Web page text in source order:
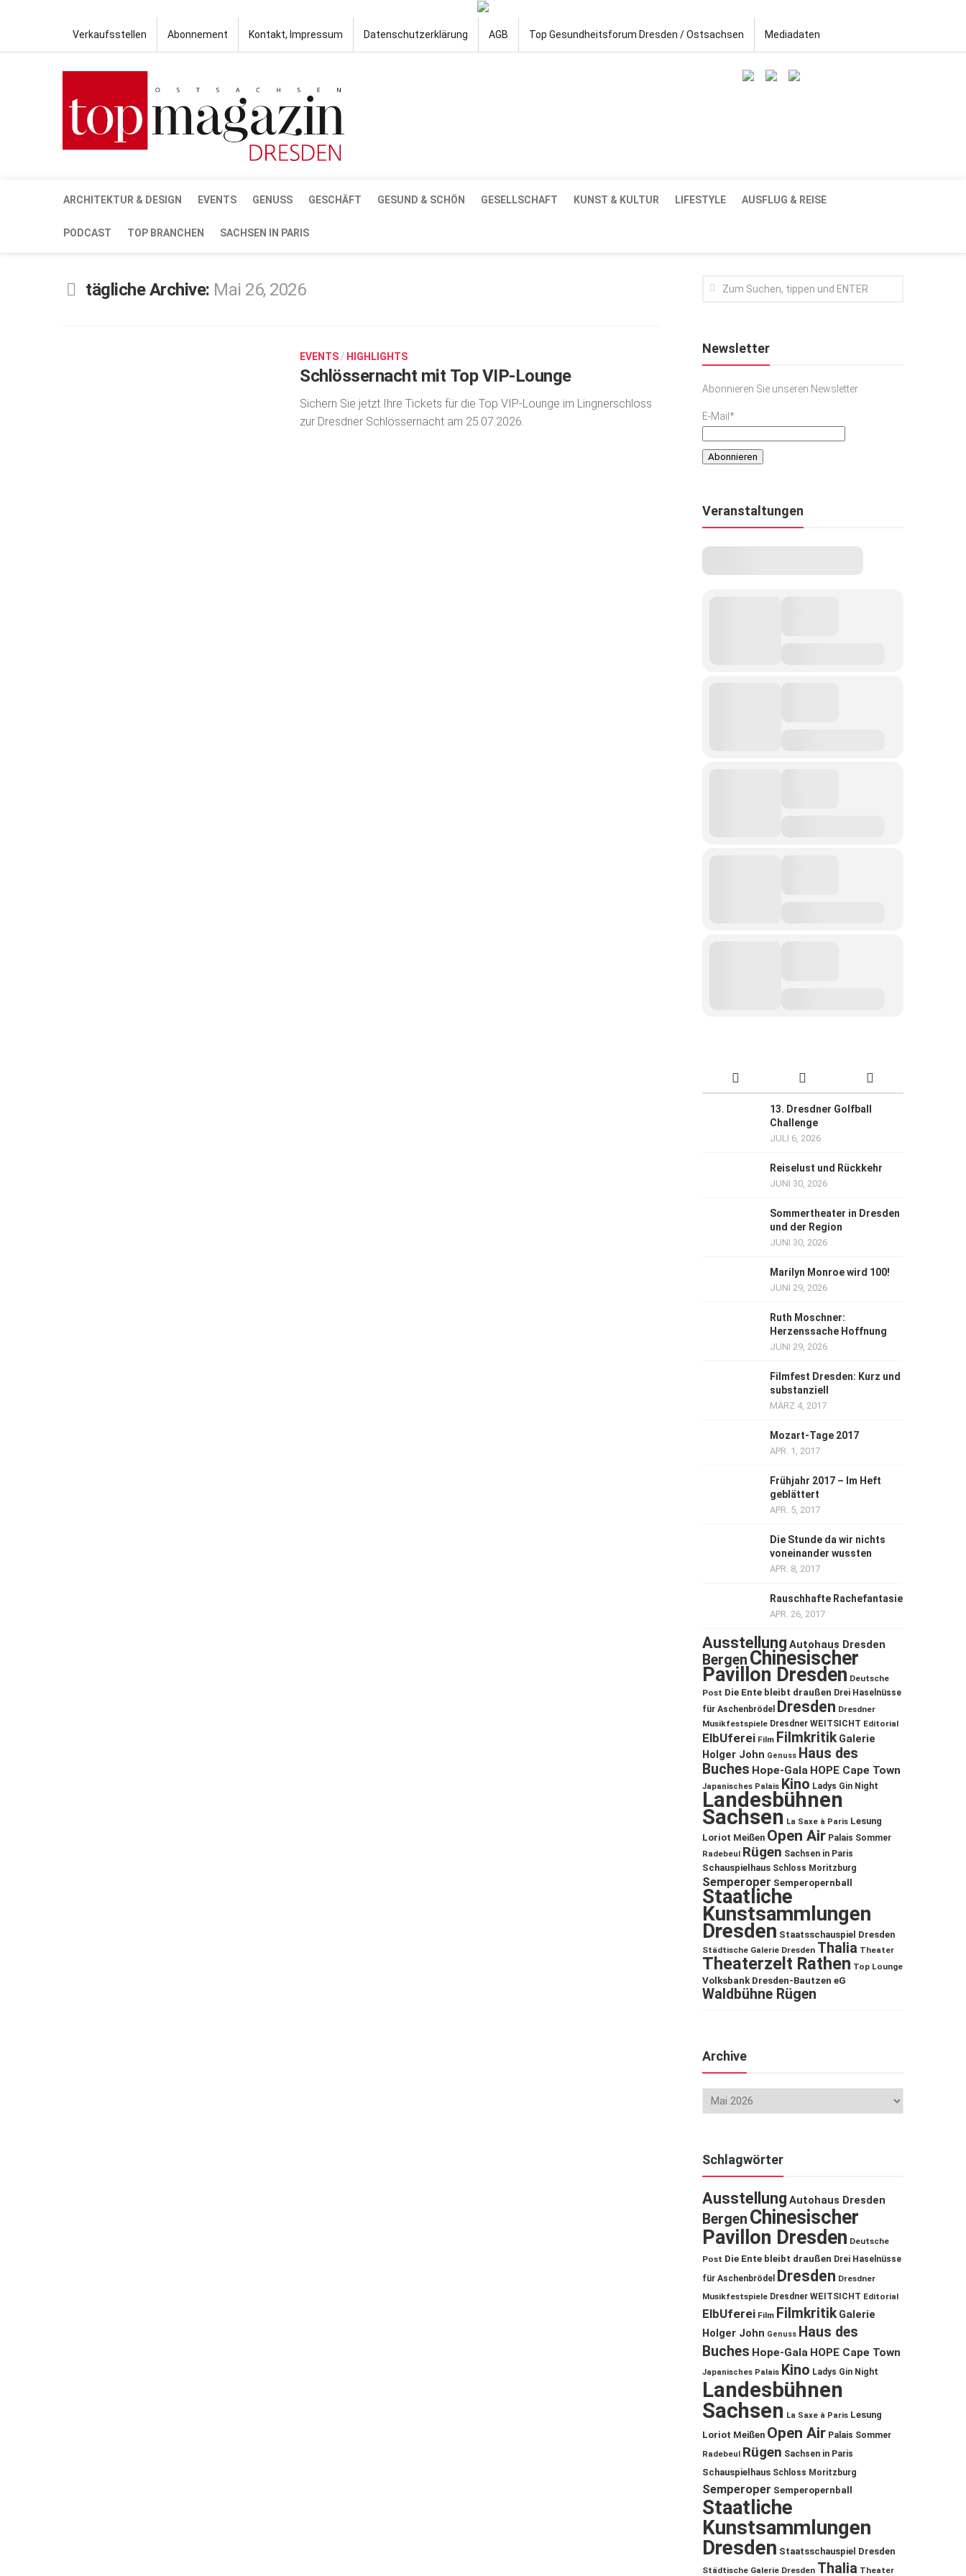
Verkaufsstellen Abonnement Kontakt, Impressum Datenschutzerklärung AGB Top Gesundheitsforum Dresden / Ostsachsen Mediadaten
ARCHITEKTUR & DESIGN EVENTS GENUSS GESCHÄFT GESUND & SCHÖN GESELLSCHAFT KUNST & KULTUR LIFESTYLE AUSFLUG & REISE
PODCAST TOP BRANCHEN SACHSEN IN PARIS
tägliche Archive: Mai 26, 2026
EVENTS / HIGHLIGHTS
Schlössernacht mit Top VIP-Lounge
Sichern Sie jetzt Ihre Tickets für die Top VIP-Lounge im Lingnerschloss
zur Dresdner Schlössernacht am 25.07.2026.
Newsletter
Abonnieren Sie unseren Newsletter
E-Mail*
Veranstaltungen
13. Dresdner Golfball
Challenge
JULI 6, 2026
Reiselust und Rückkehr
JUNI 30, 2026
Sommertheater in Dresden
und der Region
JUNI 30, 2026
Marilyn Monroe wird 100!
JUNI 29, 2026
Ruth Moschner:
Herzenssache Hoffnung
JUNI 29, 2026
Filmfest Dresden: Kurz und
substanziell
MÄRZ 4, 2017
Mozart-Tage 2017
APR. 1, 2017
Frühjahr 2017 – Im Heft
geblättert
APR. 5, 2017
Die Stunde da wir nichts
voneinander wussten
APR. 8, 2017
Rauschhafte Rachefantasie
APR. 26, 2017
Ausstellung Autohaus Dresden
Bergen Chinesischer
Pavillon Dresden Deutsche
Post Die Ente bleibt draußen Drei Haselnüsse
für Aschenbrödel
Dresden Dresdner
Musikfestspiele Dresdner WEITSICHT Editorial
ElbUferei Film Filmkritik Galerie
Holger John Genuss Haus des
Buches Hope-Gala HOPE Cape Town
Japanisches Palais Kino Ladys Gin Night
Landesbühnen
Sachsen La Saxe à Paris Lesung
Loriot Meißen Open Air Palais Sommer
Radebeul Rügen Sachsen in Paris
Schauspielhaus Schloss Moritzburg
Semperoper Semperopernball
Staatliche
Kunstsammlungen
Dresden Staatsschauspiel Dresden
Städtische Galerie Dresden Thalia Theater
Theaterzelt Rathen Top Lounge
Volksbank Dresden-Bautzen eG
Waldbühne Rügen
Archive
Schlagwörter
Ausstellung Autohaus Dresden
Bergen Chinesischer
Pavillon Dresden Deutsche
Post Die Ente bleibt draußen Drei Haselnüsse
für Aschenbrödel
Dresden Dresdner
Musikfestspiele Dresdner WEITSICHT Editorial
ElbUferei Film Filmkritik Galerie
Holger John Genuss Haus des
Buches Hope-Gala HOPE Cape Town
Japanisches Palais Kino Ladys Gin Night
Landesbühnen
Sachsen La Saxe à Paris Lesung
Loriot Meißen Open Air Palais Sommer
Radebeul Rügen Sachsen in Paris
Schauspielhaus Schloss Moritzburg
Semperoper Semperopernball
Staatliche
Kunstsammlungen
Dresden Staatsschauspiel Dresden
Städtische Galerie Dresden Thalia Theater